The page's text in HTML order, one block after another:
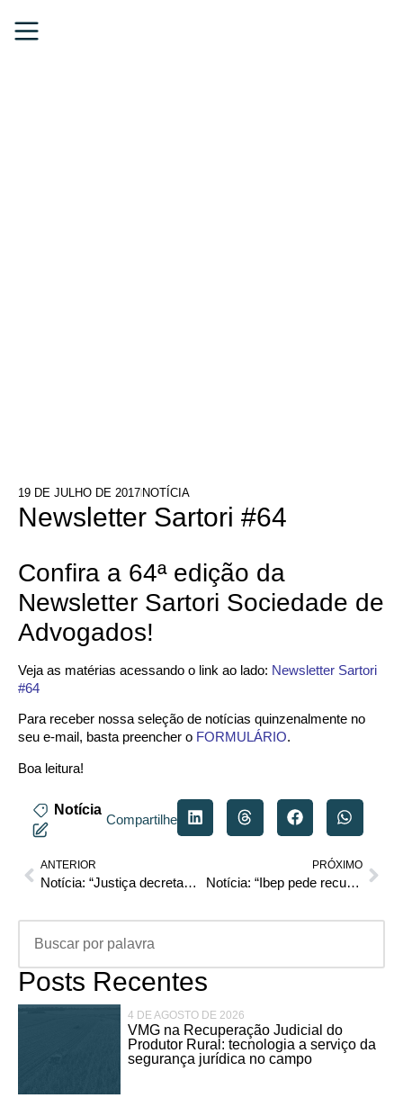
19 DE JULHO DE 2017 NOTÍCIA
Newsletter Sartori #64
Confira a 64ª edição da
Newsletter Sartori Sociedade de
Advogados!
Veja as matérias acessando o link ao lado: Newsletter Sartori
#64
Para receber nossa seleção de notícias quinzenalmente no
seu e-mail, basta preencher o FORMULÁRIO.
Boa leitura!
Notícia
Compartilhe
ANTERIOR
Notícia: “Justiça decreta falência de fabricante dos sucos Jandaia”
PRÓXIMO
Notícia: “Ibep pede recuperação judicial”
Posts Recentes
4 DE AGOSTO DE 2026
VMG na Recuperação Judicial do
Produtor Rural: tecnologia a serviço da
segurança jurídica no campo